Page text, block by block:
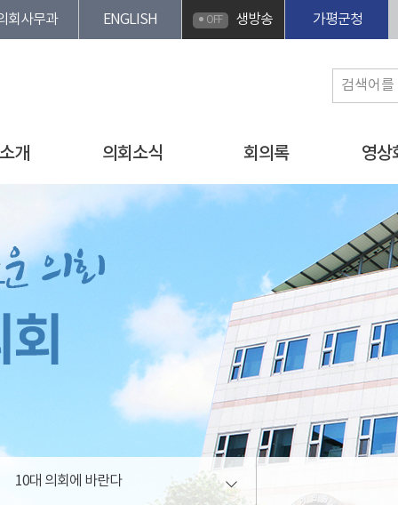
회사무과 ENGLISH OFF 생방송 가평군청
개 의회소식 회의록 영상
10대 의회에 바란다